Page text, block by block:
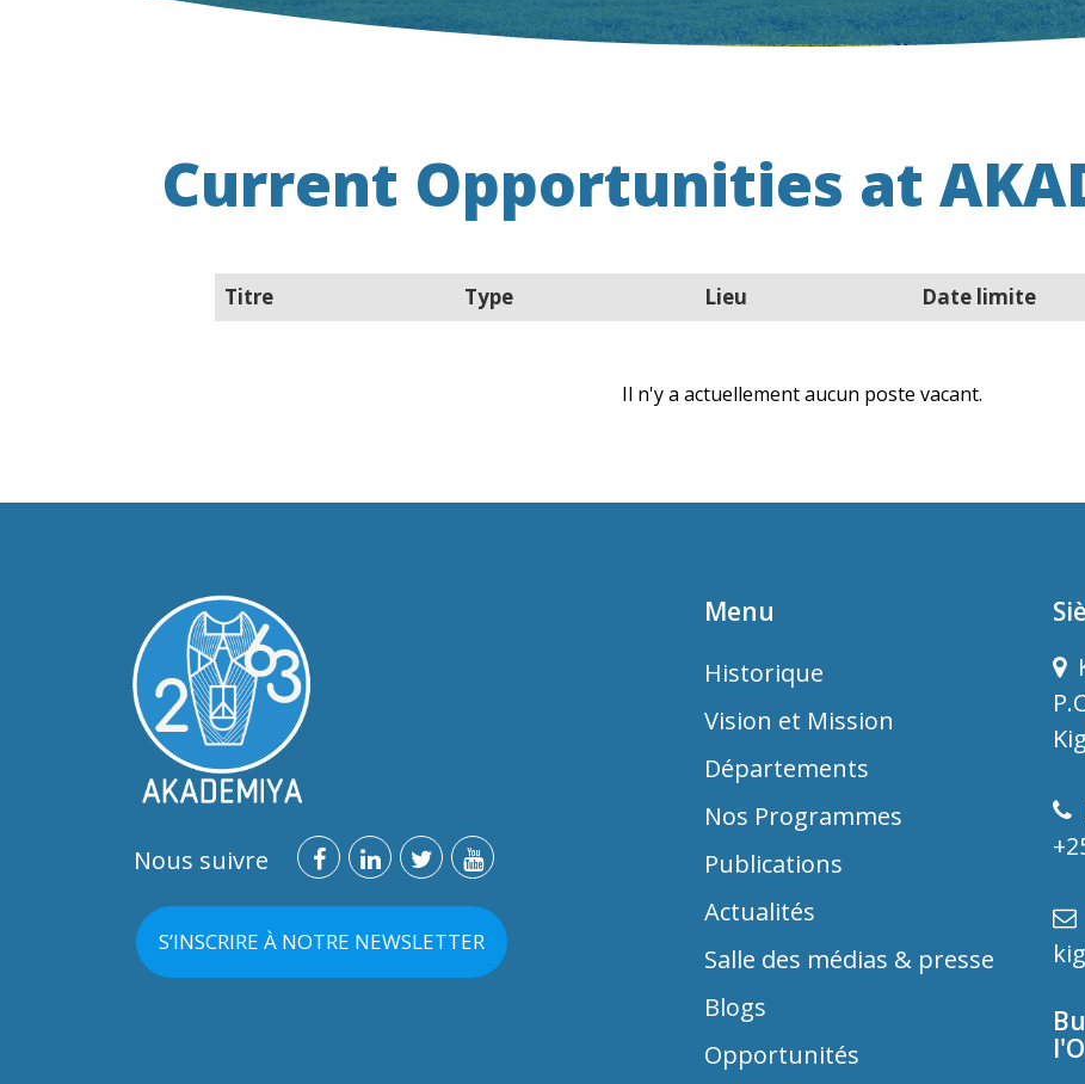
Current Opportunities at
Titre Type Lieu Date limite
Il n'y a actuellement aucun poste vacant.
Nous suivre
S’INSCRIRE À NOTRE NEWSLETTER
Menu
Historique
Vision et Mission
Départements
Nos Programmes
Publications
Actualités
Salle des médias & presse
Blogs
Opportunités